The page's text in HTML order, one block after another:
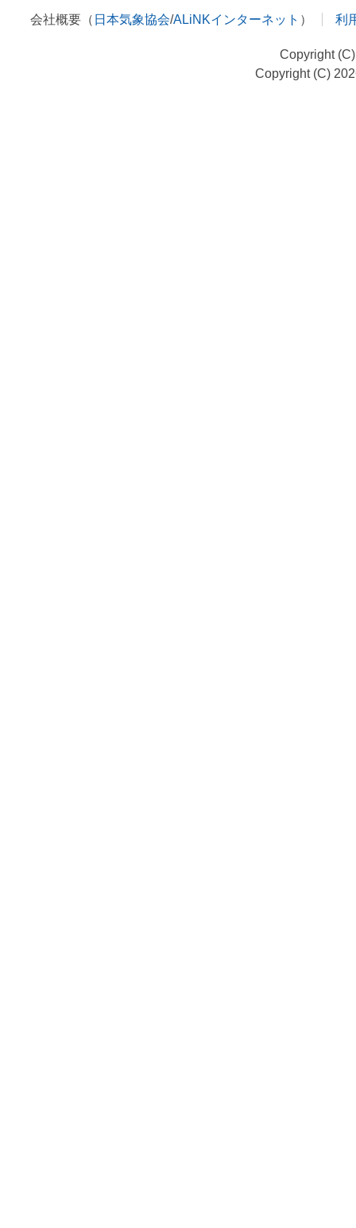
会社概要（ 日本気象協会/ALiNKインターネット ） 利
Copyright
Copyright (C)